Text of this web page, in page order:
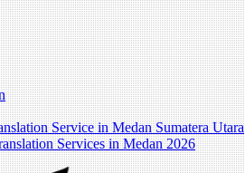
Service in Medan Sumatera Utara
Services in Medan 2026